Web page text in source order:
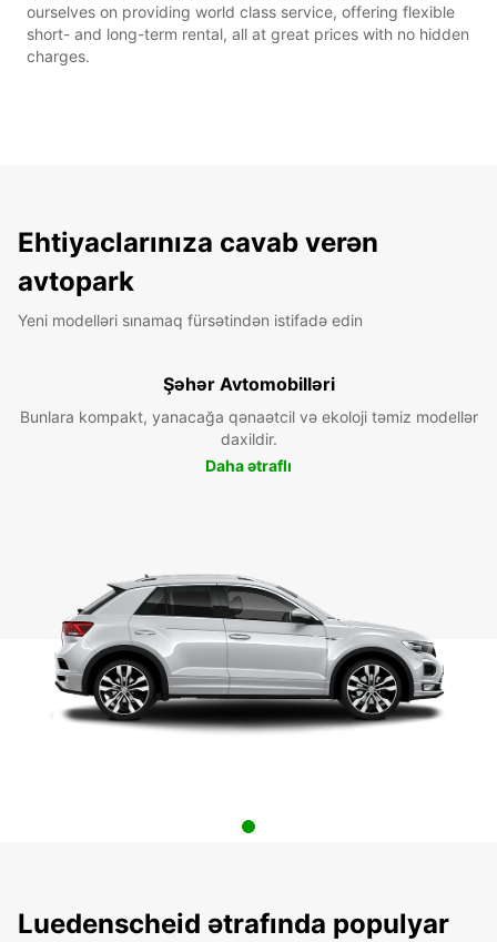
ourselves on providing world class service, offering flexible
short- and long-term rental, all at great prices with no hidden
charges.
Ehtiyaclarınıza cavab verən
avtopark
Yeni modelləri sınamaq fürsətindən istifadə edin
Şəhər Avtomobilləri
Bunlara kompakt, yanacağa qənaətcil və ekoloji təmiz modellər
daxildir.
Daha ətraflı
Luedenscheid ətrafında populyar